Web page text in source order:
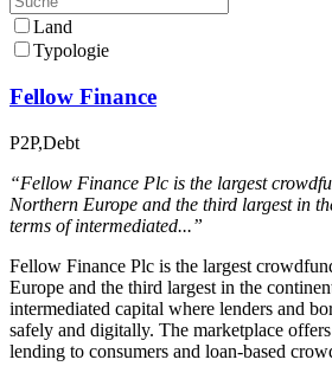
Land
Typologie
Fellow Finance
P2P,Debt
“Fellow Finance Plc is the largest
Northern Europe and the third largest in
terms of intermediated...”
Fellow Finance Plc is the largest
Europe and the third largest in the
intermediated capital where lenders and
safely and digitally. The marketplace
lending to consumers and loan-based